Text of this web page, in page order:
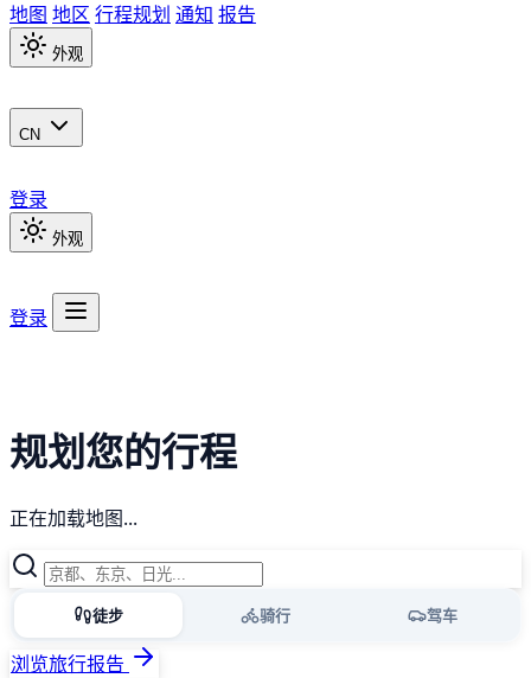
地图 地区 行程规划 通知 报告
外观
CN
登录
外观
登录
规划您的行程
正在加载地图...
徒步 骑行 驾车
浏览旅行报告